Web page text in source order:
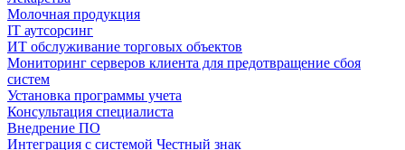
Молочная продукция
IT аутсорсинг
ИТ обслуживание торговых объектов
Мониторинг серверов клиента для предотвращение сбоя
систем
Установка программы учета
Консультация специалиста
Внедрение ПО
Интеграция с системой Честный знак